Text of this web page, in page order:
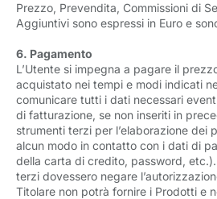
Prezzo, Prevendita, Commissioni di
Aggiuntivi sono espressi in Euro e
6. Pagamento
L’Utente si impegna a pagare il
acquistato nei tempi e modi indicati
comunicare tutti i dati necessari
di fatturazione, se non inseriti in
strumenti terzi per l’elaborazione dei
alcun modo in contatto con i dati di
della carta di credito, password,
terzi dovessero negare
Titolare non potrà fornire i Prodotti e